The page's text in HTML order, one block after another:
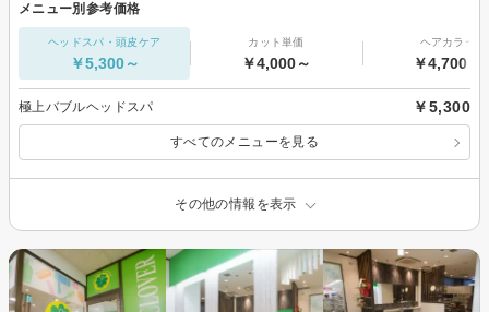
メニュー別参考価格
ヘッドスパ・頭皮ケア
￥5,300～
カット単価
￥4,000～
ヘアカラー
￥4,700～
極上バブルヘッドスパ ￥5,300
すべてのメニューを見る
その他の情報を表示